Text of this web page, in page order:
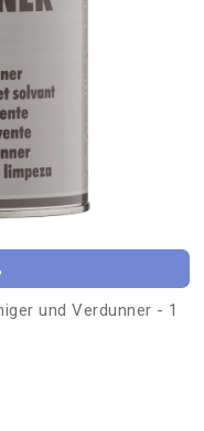
und Verdunner - 1